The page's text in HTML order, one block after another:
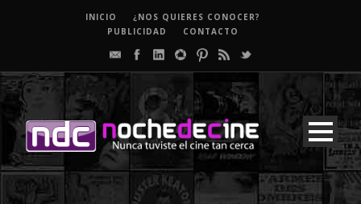
INICIO
¿NOS QUIERES CONOCER?
PUBLICIDAD
CONTACTO